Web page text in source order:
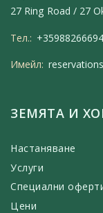
27 Ring Road / 27
Тел.:
Имейл:
ЗЕМЯТА И
Настаняване
Услуги
Специални
Цени